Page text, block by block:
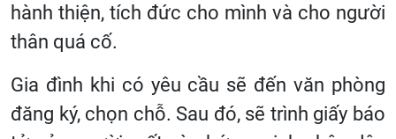
hành thiện, tích đức cho mình và cho người
thân quá cố.
Gia đình khi có yêu cầu sẽ đến văn phòng
đăng ký, chọn chỗ. Sau đó, sẽ trình giấy báo